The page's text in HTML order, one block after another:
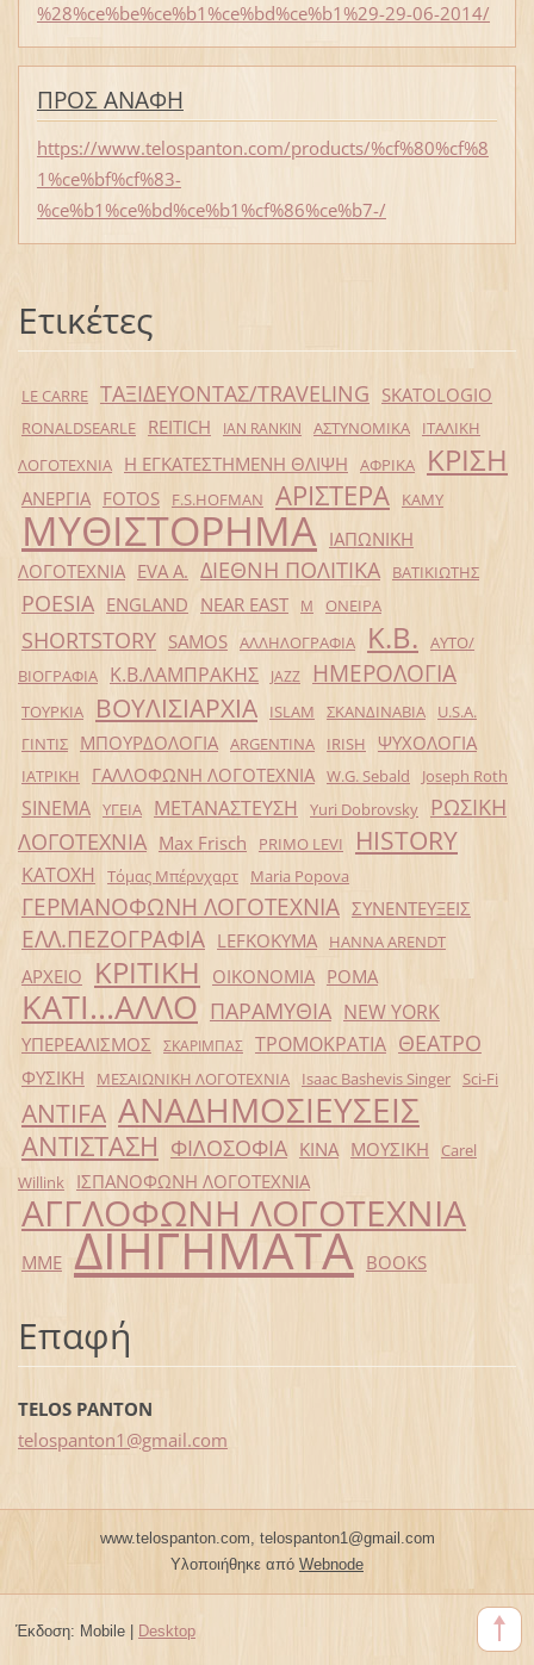
%28%ce%be%ce%b1%ce%bd%ce%b1%29-29-06-2014/
ΠΡΟΣ ΑΝΑΦΗ
https://www.telospanton.com/products/%cf%80%cf%8
1%ce%bf%cf%83-
%ce%b1%ce%bd%ce%b1%cf%86%ce%b7-/
Ετικέτες
LE CARRE ΤΑΞΙΔΕΥΟΝΤΑΣ/TRAVELING SKATOLOGIO
RONALDSEARLE REITICH IAN RANKIN ΑΣΤΥΝΟΜΙΚΑ
ΙΤΑΛΙΚΗ
ΛΟΓΟΤΕΧΝΙΑ
Η ΕΓΚΑΤΕΣΤΗΜΕΝΗ ΘΛΙΨΗ ΑΦΡΙΚΑ ΚΡΙΣΗ
ΑΝΕΡΓΙΑ FOTOS F.S.HOFMAN ΑΡΙΣΤΕΡΑ ΚΑΜΥ
ΜΥΘΙΣΤΟΡΗΜΑ ΙΑΠΩΝΙΚΗ
ΛΟΓΟΤΕΧΝΙΑ EVA Α. ΔΙΕΘΝΗ ΠΟΛΙΤΙΚΑ ΒΑΤΙΚΙΩΤΗΣ
POESIA ENGLAND NEAR EAST Μ ΟΝΕΙΡΑ
SHORTSTORY SAMOS ΑΛΛΗΛΟΓΡΑΦΙΑ Κ.Β.
ΑΥΤΟ/
ΒΙΟΓΡΑΦΙΑ
Κ.Β.ΛΑΜΠΡΑΚΗΣ JAZZ ΗΜΕΡΟΛΟΓΙΑ
ΤΟΥΡΚΙΑ ΒΟΥΛΙΣΙΑΡΧΙΑ ISLAM ΣΚΑΝΔΙΝΑΒΙΑ
U.S.A.
ΓΙΝΤΙΣ
ΜΠΟΥΡΔΟΛΟΓΙΑ ARGENTINA IRISH ΨΥΧΟΛΟΓΙΑ
ΙΑΤΡΙΚΗ ΓΑΛΛΟΦΩΝΗ ΛΟΓΟΤΕΧΝΙΑ W.G. Sebald Joseph Roth
SINEMA ΥΓΕΙΑ ΜΕΤΑΝΑΣΤΕΥΣΗ Yuri Dobrovsky
ΡΩΣΙΚΗ
ΛΟΓΟΤΕΧΝΙΑ Max Frisch PRIMO LEVI HISTORY
ΚΑΤΟΧΗ Τόμας Μπέρνχαρτ Maria Popova
ΓΕΡΜΑΝΟΦΩΝΗ ΛΟΓΟΤΕΧΝΙΑ ΣΥΝΕΝΤΕΥΞΕΙΣ
ΕΛΛ.ΠΕΖΟΓΡΑΦΙΑ LEFKOKYMA HANNA ARENDT
ΑΡΧΕΙΟ ΚΡΙΤΙΚΗ ΟΙΚΟΝΟΜΙΑ ΡΟΜΑ
ΚΑΤΙ...ΑΛΛΟ ΠΑΡΑΜΥΘΙΑ NEW YORK
ΥΠΕΡΕΑΛΙΣΜΟΣ ΣΚΑΡΙΜΠΑΣ ΤΡΟΜΟΚΡΑΤΙΑ ΘΕΑΤΡΟ
ΦΥΣΙΚΗ ΜΕΣΑΙΩΝΙΚΗ ΛΟΓΟΤΕΧΝΙΑ Isaac Bashevis Singer Sci-Fi
ANTIFA ΑΝΑΔΗΜΟΣΙΕΥΣΕΙΣ
ΑΝΤΙΣΤΑΣΗ ΦΙΛΟΣΟΦΙΑ ΚΙΝΑ ΜΟΥΣΙΚΗ
Carel
Willink
ΙΣΠΑΝΟΦΩΝΗ ΛΟΓΟΤΕΧΝΙΑ
ΑΓΓΛΟΦΩΝΗ ΛΟΓΟΤΕΧΝΙΑ
ΜΜΕ ΔΙΗΓΗΜΑΤΑ BOOKS
Επαφή
TELOS PANTON
telospanton1@gmail.com
www.telospanton.com, telospanton1@gmail.com
Υλοποιήθηκε από Webnode
Έκδοση: Mobile| Desktop